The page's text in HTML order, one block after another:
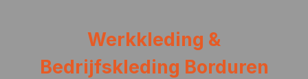
Werkkleding &
Bedrijfskleding Borduren